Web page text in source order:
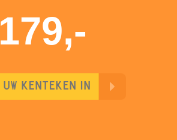
179,-